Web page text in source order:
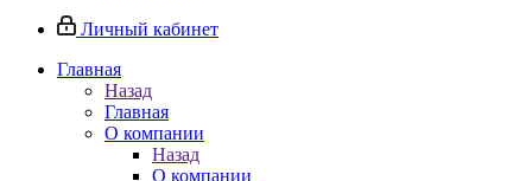
Личный кабинет
Главная
Назад
Главная
О компании
Назад
О компании